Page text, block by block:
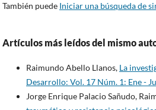
También puede Iniciar una búsqueda de
Artículos más leídos del mismo
Raimundo Abello Llanos, La
Desarrollo: Vol. 17 Núm. 1: Ene -
Jorge Enrique Palacio Sañudo,